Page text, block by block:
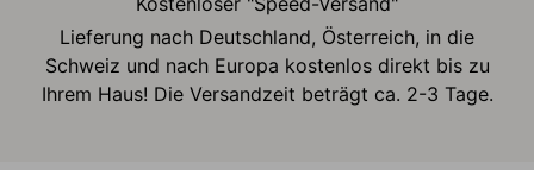
Lieferung nach Deutschland, Österreich, in die
Schweiz und nach Europa kostenlos direkt bis zu
Ihrem Haus! Die Versandzeit beträgt ca. 2-3 Tage.